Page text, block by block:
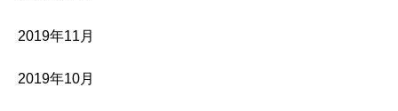
2019年11月
2019年10月